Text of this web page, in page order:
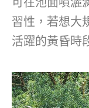
習性，若想大
活躍的黃昏時